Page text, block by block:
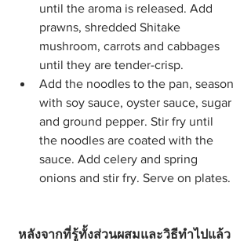
until the aroma is released. Add
prawns, shredded Shitake
mushroom, carrots and cabbages
until they are tender-crisp.
Add the noodles to the pan, season
with soy sauce, oyster sauce, sugar
and ground pepper. Stir fry until
the noodles are coated with the
sauce. Add celery and spring
onions and stir fry. Serve on plates.
หลังจากที่รู้ทั้งส่วนผสมและวิธีทำไปแล้ว